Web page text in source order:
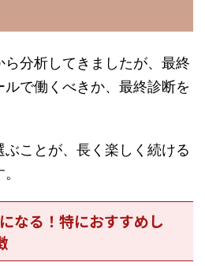
ら分析してきましたが、最終
で働くべきか、最終診断を
ことが、長く楽しく続ける
なる！特におすすめし